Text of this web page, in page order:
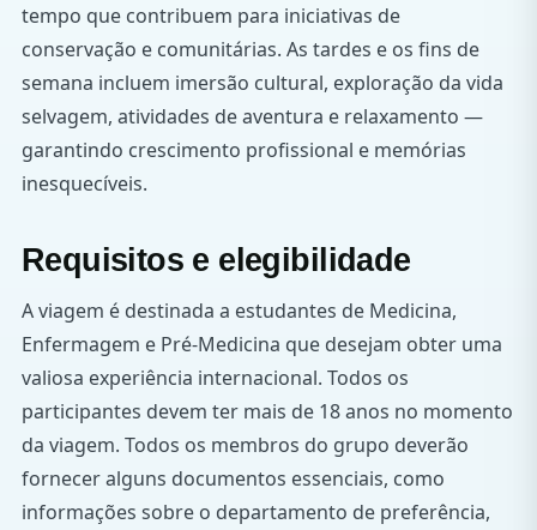
tempo que contribuem para iniciativas de
conservação e comunitárias. As tardes e os fins de
semana incluem imersão cultural, exploração da vida
selvagem, atividades de aventura e relaxamento —
garantindo crescimento profissional e memórias
inesquecíveis.
Requisitos e elegibilidade
A viagem é destinada a estudantes de Medicina,
Enfermagem e Pré-Medicina que desejam obter uma
valiosa experiência internacional. Todos os
participantes devem ter mais de 18 anos no momento
da viagem. Todos os membros do grupo deverão
fornecer alguns documentos essenciais, como
informações sobre o departamento de preferência,